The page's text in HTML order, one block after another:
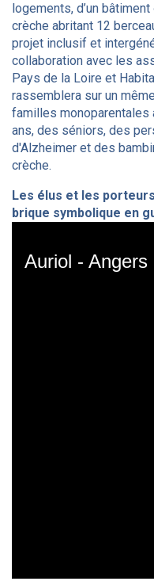
logements, d’un
crèche abritant 12
projet inclusif et
collaboration avec les
Pays de la Loire et
rassemblera sur un
familles monoparentales
ans, des séniors, des
d'Alzheimer et des
crèche.
Les élus et les
brique symbolique en